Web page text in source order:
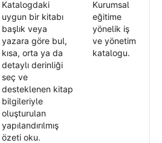
Katalogdaki
uygun bir kitabı
başlık veya
yazara göre bul,
kısa, orta ya da
detaylı derinliği
seç ve
desteklenen kitap
bilgileriyle
oluşturulan
yapılandırılmış
özeti oku.
Kurumsal
eğitime
yönelik iş
ve yönetim
katalogu.